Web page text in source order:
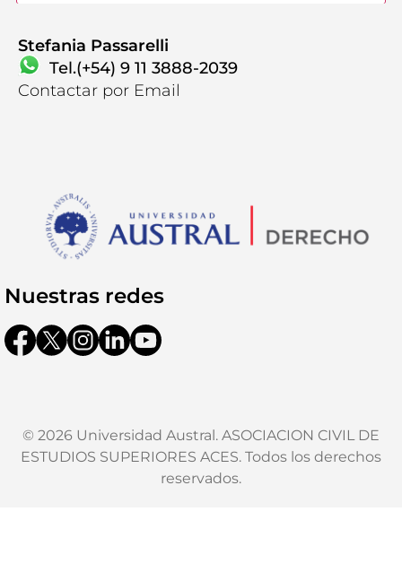
Stefania Passarelli
Tel.(+54) 9 11 3888-2039
Contactar por Email
Nuestras redes
© 2026 Universidad Austral. ASOCIACION CIVIL DE
ESTUDIOS SUPERIORES ACES. Todos los derechos
reservados.